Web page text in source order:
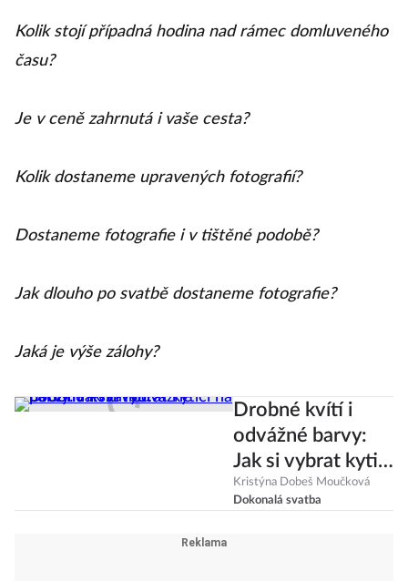
Kolik stojí případná hodina nad rámec domluveného
času?
Je v ceně zahrnutá i vaše cesta?
Kolik dostaneme upravených fotografií?
Dostaneme fotografie i v tištěné podobě?
Jak dlouho po svatbě dostaneme fotografie?
Jaká je výše zálohy?
Drobné kvítí i
odvážné barvy:
Jak si vybrat kytici
na podzimní
svatbu?
Kristýna Dobeš Moučková
Dokonalá svatba